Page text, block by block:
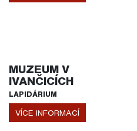
MUZEUM V
IVANČICÍCH
LAPIDÁRIUM
VÍCE INFORMACÍ